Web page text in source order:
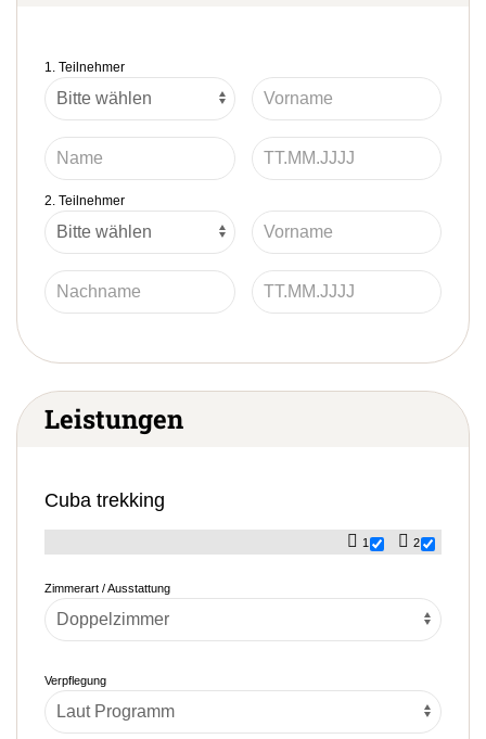
1. Teilnehmer
2. Teilnehmer
Leistungen
Cuba trekking
1 2
Zimmerart / Ausstattung
Verpflegung